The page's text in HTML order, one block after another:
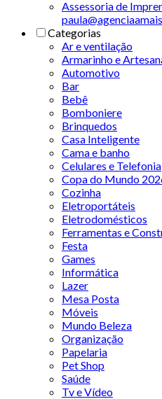
Assessoria de
Categorias
Ar e ventilação
Armarinho e
Automotivo
Bar
Bebê
Bomboniere
Brinquedos
Casa Inteligente
Cama e banho
Celulares e Telefonia
Copa do Mundo
Cozinha
Eletroportáteis
Eletrodomésticos
Ferramentas e
Festa
Games
Informática
Lazer
Mesa Posta
Móveis
Mundo Beleza
Organização
Papelaria
Pet Shop
Saúde
Tv e Vídeo